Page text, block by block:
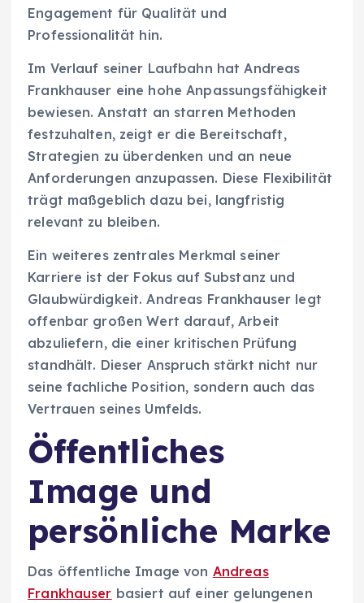
Engagement für Qualität und
Professionalität hin.
Im Verlauf seiner Laufbahn hat Andreas
Frankhauser eine hohe Anpassungsfähigkeit
bewiesen. Anstatt an starren Methoden
festzuhalten, zeigt er die Bereitschaft,
Strategien zu überdenken und an neue
Anforderungen anzupassen. Diese Flexibilität
trägt maßgeblich dazu bei, langfristig
relevant zu bleiben.
Ein weiteres zentrales Merkmal seiner
Karriere ist der Fokus auf Substanz und
Glaubwürdigkeit. Andreas Frankhauser legt
offenbar großen Wert darauf, Arbeit
abzuliefern, die einer kritischen Prüfung
standhält. Dieser Anspruch stärkt nicht nur
seine fachliche Position, sondern auch das
Vertrauen seines Umfelds.
Öffentliches
Image und
persönliche Marke
Das öffentliche Image von Andreas
Frankhauser basiert auf einer gelungenen